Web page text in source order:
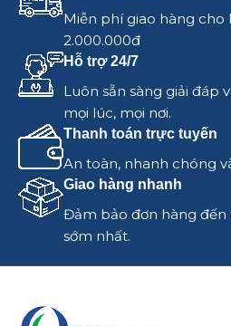
Miễn phí giao hàng cho
2.000.000đ
Hỗ trợ 24/7
Luôn sẵn sàng giải đáp
mọi lúc, mọi nơi.
Thanh toán trực tuyến
An toàn, nhanh chóng
Giao hàng nhanh
Đảm bảo đơn hàng
sớm nhất.